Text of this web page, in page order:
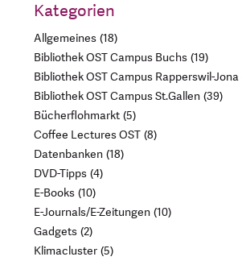
Kategorien
Allgemeines 18
Bibliothek OST Campus Buchs 19
Bibliothek OST Campus Rapperswil-Jona
Bibliothek OST Campus St.Gallen 39
Bücherflohmarkt 5
Coffee Lectures OST 8
Datenbanken 18
DVD-Tipps 4
E-Books 10
E-Journals/E-Zeitungen 10
Gadgets 2
Klimacluster 5